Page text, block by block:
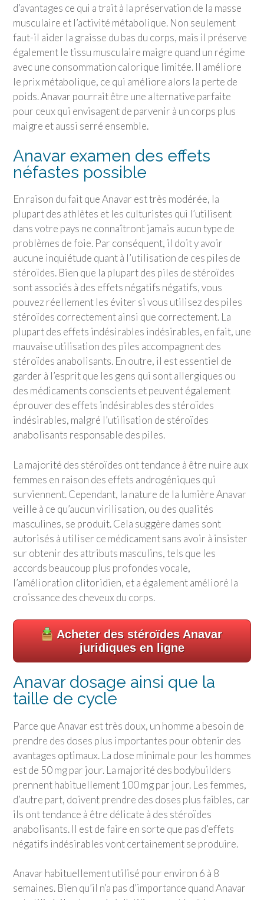
d’avantages ce qui a trait à la préservation de la masse
musculaire et l’activité métabolique. Non seulement
faut-il aider la graisse du bas du corps, mais il préserve
également le tissu musculaire maigre quand un régime
avec une consommation calorique limitée. Il améliore
le prix métabolique, ce qui améliore alors la perte de
poids. Anavar pourrait être une alternative parfaite
pour ceux qui envisagent de parvenir à un corps plus
maigre et aussi serré ensemble.
Anavar examen des effets
néfastes possible
En raison du fait que Anavar est très modérée, la
plupart des athlètes et les culturistes qui l’utilisent
dans votre pays ne connaîtront jamais aucun type de
problèmes de foie. Par conséquent, il doit y avoir
aucune inquiétude quant à l’utilisation de ces piles de
stéroïdes. Bien que la plupart des piles de stéroïdes
sont associés à des effets négatifs négatifs, vous
pouvez réellement les éviter si vous utilisez des piles
stéroïdes correctement ainsi que correctement. La
plupart des effets indésirables indésirables, en fait, une
mauvaise utilisation des piles accompagnent des
stéroïdes anabolisants. En outre, il est essentiel de
garder à l’esprit que les gens qui sont allergiques ou
des médicaments conscients et peuvent également
éprouver des effets indésirables des stéroïdes
indésirables, malgré l’utilisation de stéroïdes
anabolisants responsable des piles.
La majorité des stéroïdes ont tendance à être nuire aux
femmes en raison des effets androgéniques qui
surviennent. Cependant, la nature de la lumière Anavar
veille à ce qu’aucun virilisation, ou des qualités
masculines, se produit. Cela suggère dames sont
autorisés à utiliser ce médicament sans avoir à insister
sur obtenir des attributs masculins, tels que les
accords beaucoup plus profondes vocale,
l’amélioration clitoridien, et a également amélioré la
croissance des cheveux du corps.
Acheter des stéroïdes Anavar
juridiques en ligne
Anavar dosage ainsi que la
taille de cycle
Parce que Anavar est très doux, un homme a besoin de
prendre des doses plus importantes pour obtenir des
avantages optimaux. La dose minimale pour les hommes
est de 50 mg par jour. La majorité des bodybuilders
prennent habituellement 100 mg par jour. Les femmes,
d’autre part, doivent prendre des doses plus faibles, car
ils ont tendance à être délicate à des stéroïdes
anabolisants. Il est de faire en sorte que pas d’effets
négatifs indésirables vont certainement se produire.
Anavar habituellement utilisé pour environ 6 à 8
semaines. Bien qu’il n’a pas d’importance quand Anavar